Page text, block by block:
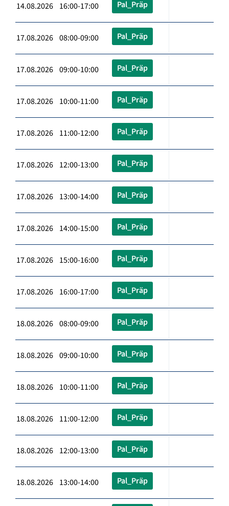
14.08.2026 16:00-17:00 Pal_Präp
17.08.2026 08:00-09:00 Pal_Präp
17.08.2026 09:00-10:00 Pal_Präp
17.08.2026 10:00-11:00 Pal_Präp
17.08.2026 11:00-12:00 Pal_Präp
17.08.2026 12:00-13:00 Pal_Präp
17.08.2026 13:00-14:00 Pal_Präp
17.08.2026 14:00-15:00 Pal_Präp
17.08.2026 15:00-16:00 Pal_Präp
17.08.2026 16:00-17:00 Pal_Präp
18.08.2026 08:00-09:00 Pal_Präp
18.08.2026 09:00-10:00 Pal_Präp
18.08.2026 10:00-11:00 Pal_Präp
18.08.2026 11:00-12:00 Pal_Präp
18.08.2026 12:00-13:00 Pal_Präp
18.08.2026 13:00-14:00 Pal_Präp